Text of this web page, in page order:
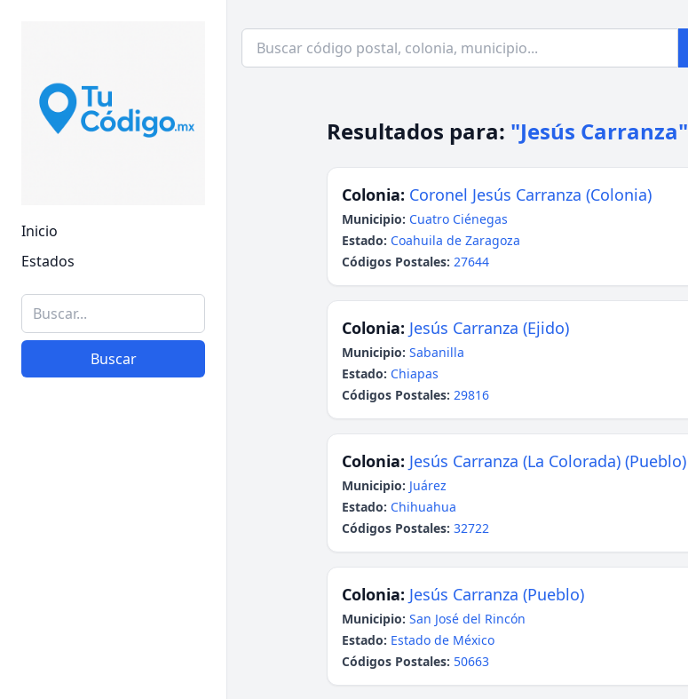
Inicio
Estados
Buscar
Resultados para: "Jesús Carranza"
Colonia: Coronel Jesús Carranza (Colonia)
Municipio: Cuatro Ciénegas
Estado: Coahuila de Zaragoza
Códigos Postales: 27644
Colonia: Jesús Carranza (Ejido)
Municipio: Sabanilla
Estado: Chiapas
Códigos Postales: 29816
Colonia: Jesús Carranza (La Colorada) (Pueblo)
Municipio: Juárez
Estado: Chihuahua
Códigos Postales: 32722
Colonia: Jesús Carranza (Pueblo)
Municipio: San José del Rincón
Estado: Estado de México
Códigos Postales: 50663